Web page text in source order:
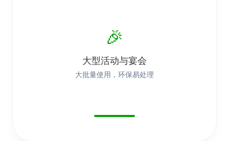
🎉
大型活动与宴会
大批量使用，环保易处理